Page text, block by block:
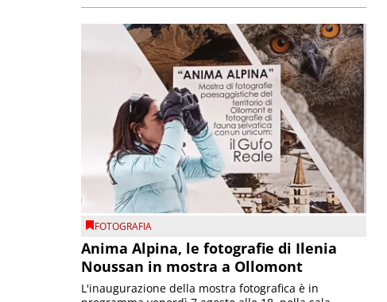
FOTOGRAFIA
Anima Alpina, le fotografie di Ilenia
Noussan in mostra a Ollomont
L'inaugurazione della mostra fotografica è in